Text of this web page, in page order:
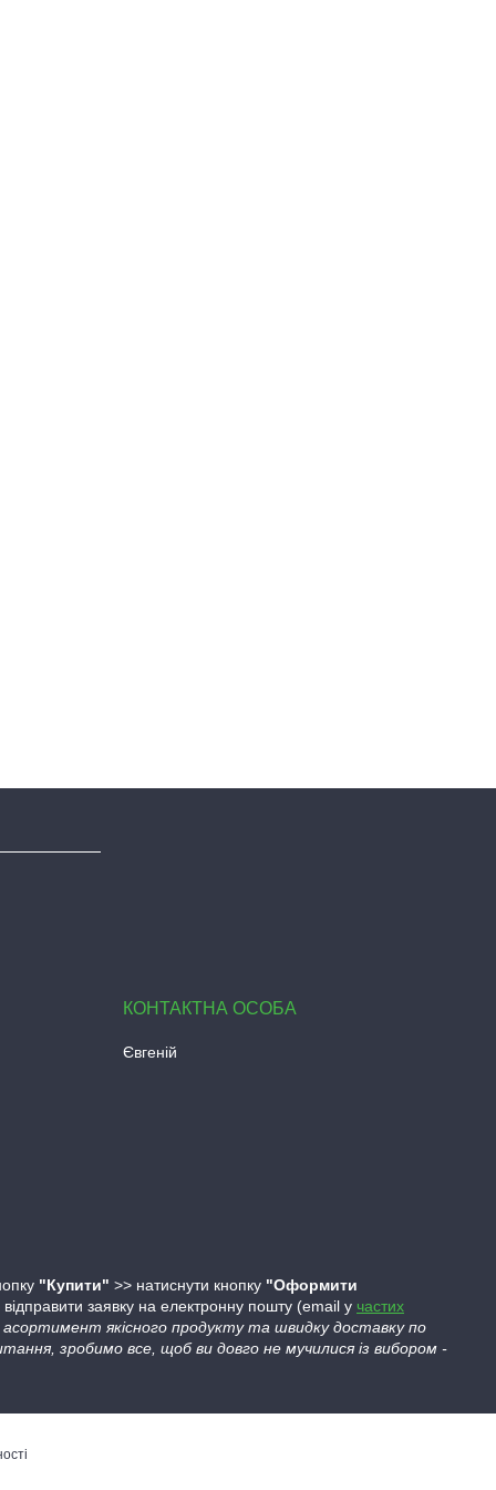
Євгеній
"Купити" >> натиснути кнопку "Оформити
заявку на електронну пошту (email у частих
якісного продукту та швидку доставку по
зробимо все, щоб ви довго не мучилися із вибором -